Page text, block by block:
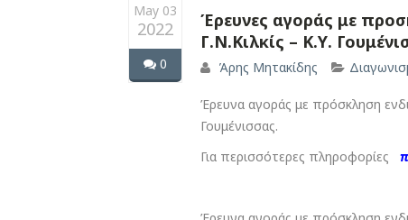
May 03
2022
0
Έρευνες αγοράς με
Γ.Ν.Kιλκίς – Κ.Υ.
Άρης Μητακίδης
Έρευνα αγοράς με πρόσκληση
Γουμένισσας.
Για περισσότερες πληροφορίες